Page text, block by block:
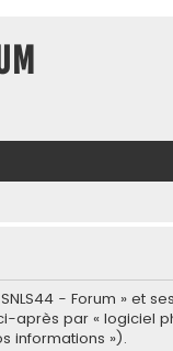
- Forum » et
par « logiciel
informations »).